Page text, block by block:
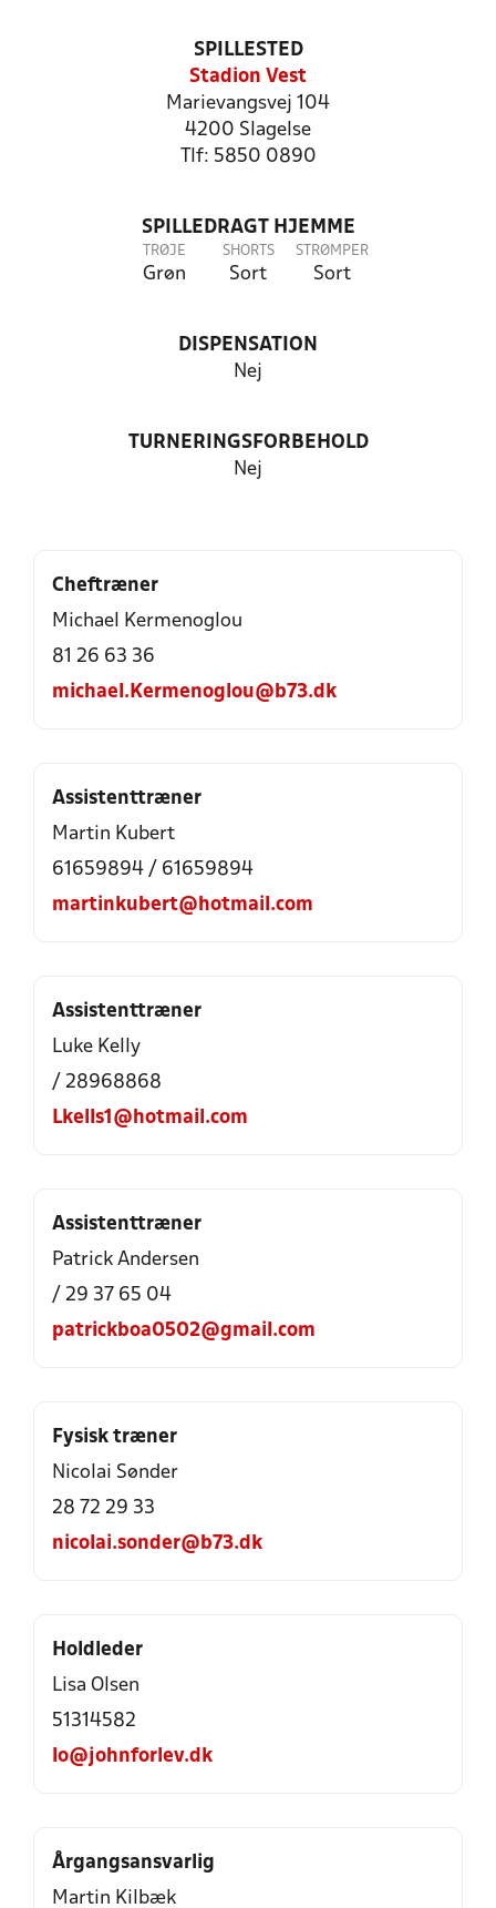
SPILLESTED
Stadion Vest
Marievangsvej 104
4200 Slagelse
Tlf: 5850 0890
SPILLEDRAGT HJEMME
TRØJE
Grøn
SHORTS
Sort
STRØMPER
Sort
DISPENSATION
Nej
TURNERINGSFORBEHOLD
Nej
Cheftræner
Michael Kermenoglou
81 26 63 36
michael.Kermenoglou@b73.dk
Assistenttræner
Martin Kubert
61659894 / 61659894
martinkubert@hotmail.com
Assistenttræner
Luke Kelly
/ 28968868
Lkells1@hotmail.com
Assistenttræner
Patrick Andersen
/ 29 37 65 04
patrickboa0502@gmail.com
Fysisk træner
Nicolai Sønder
28 72 29 33
nicolai.sonder@b73.dk
Holdleder
Lisa Olsen
51314582
lo@johnforlev.dk
Årgangsansvarlig
Martin Kilbæk